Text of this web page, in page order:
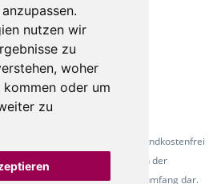
nutzen wir
zu
woher
kommen oder um
zu
- Alle Artikel versandkostenfrei
Die Abbildungen dienen der
nicht zwingend den Lieferumfang dar.